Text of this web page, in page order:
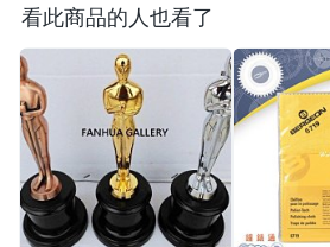
看此商品的人也看了